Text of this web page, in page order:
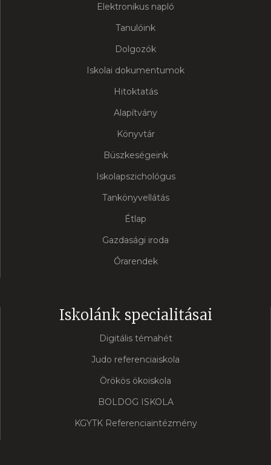
Elektronikus napló
Tanulóink
Dolgozók
Iskolai dokumentumok
Hitoktatás
Alapítvány
Könyvtár
Büszkeségeink
Iskolapszichológus
Tankönyvellátás
Étlap
Gazdasági iroda
Órarendek
Iskolánk specialitásai
Digitális témahét
Judo referenciaiskola
Örökös ökoiskola
BOLDOG ISKOLA
KGYTK Referenciaintézmény